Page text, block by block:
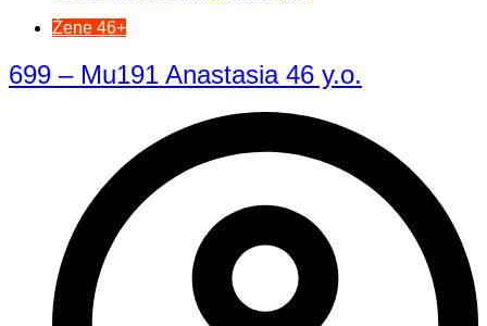
Žene 46+
699 – Mu191 Anastasia 46 y.o.